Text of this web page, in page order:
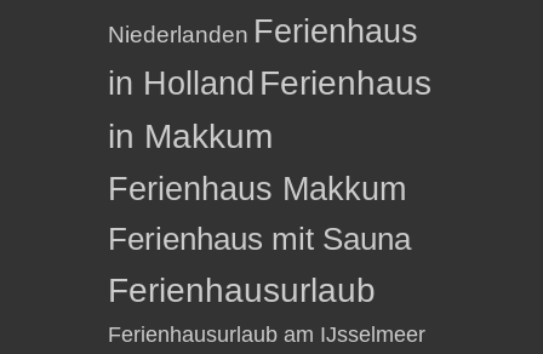
Niederlanden Ferienhaus
in Holland Ferienhaus
in Makkum
Ferienhaus Makkum
Ferienhaus mit Sauna
Ferienhausurlaub
Ferienhausurlaub am IJsselmeer